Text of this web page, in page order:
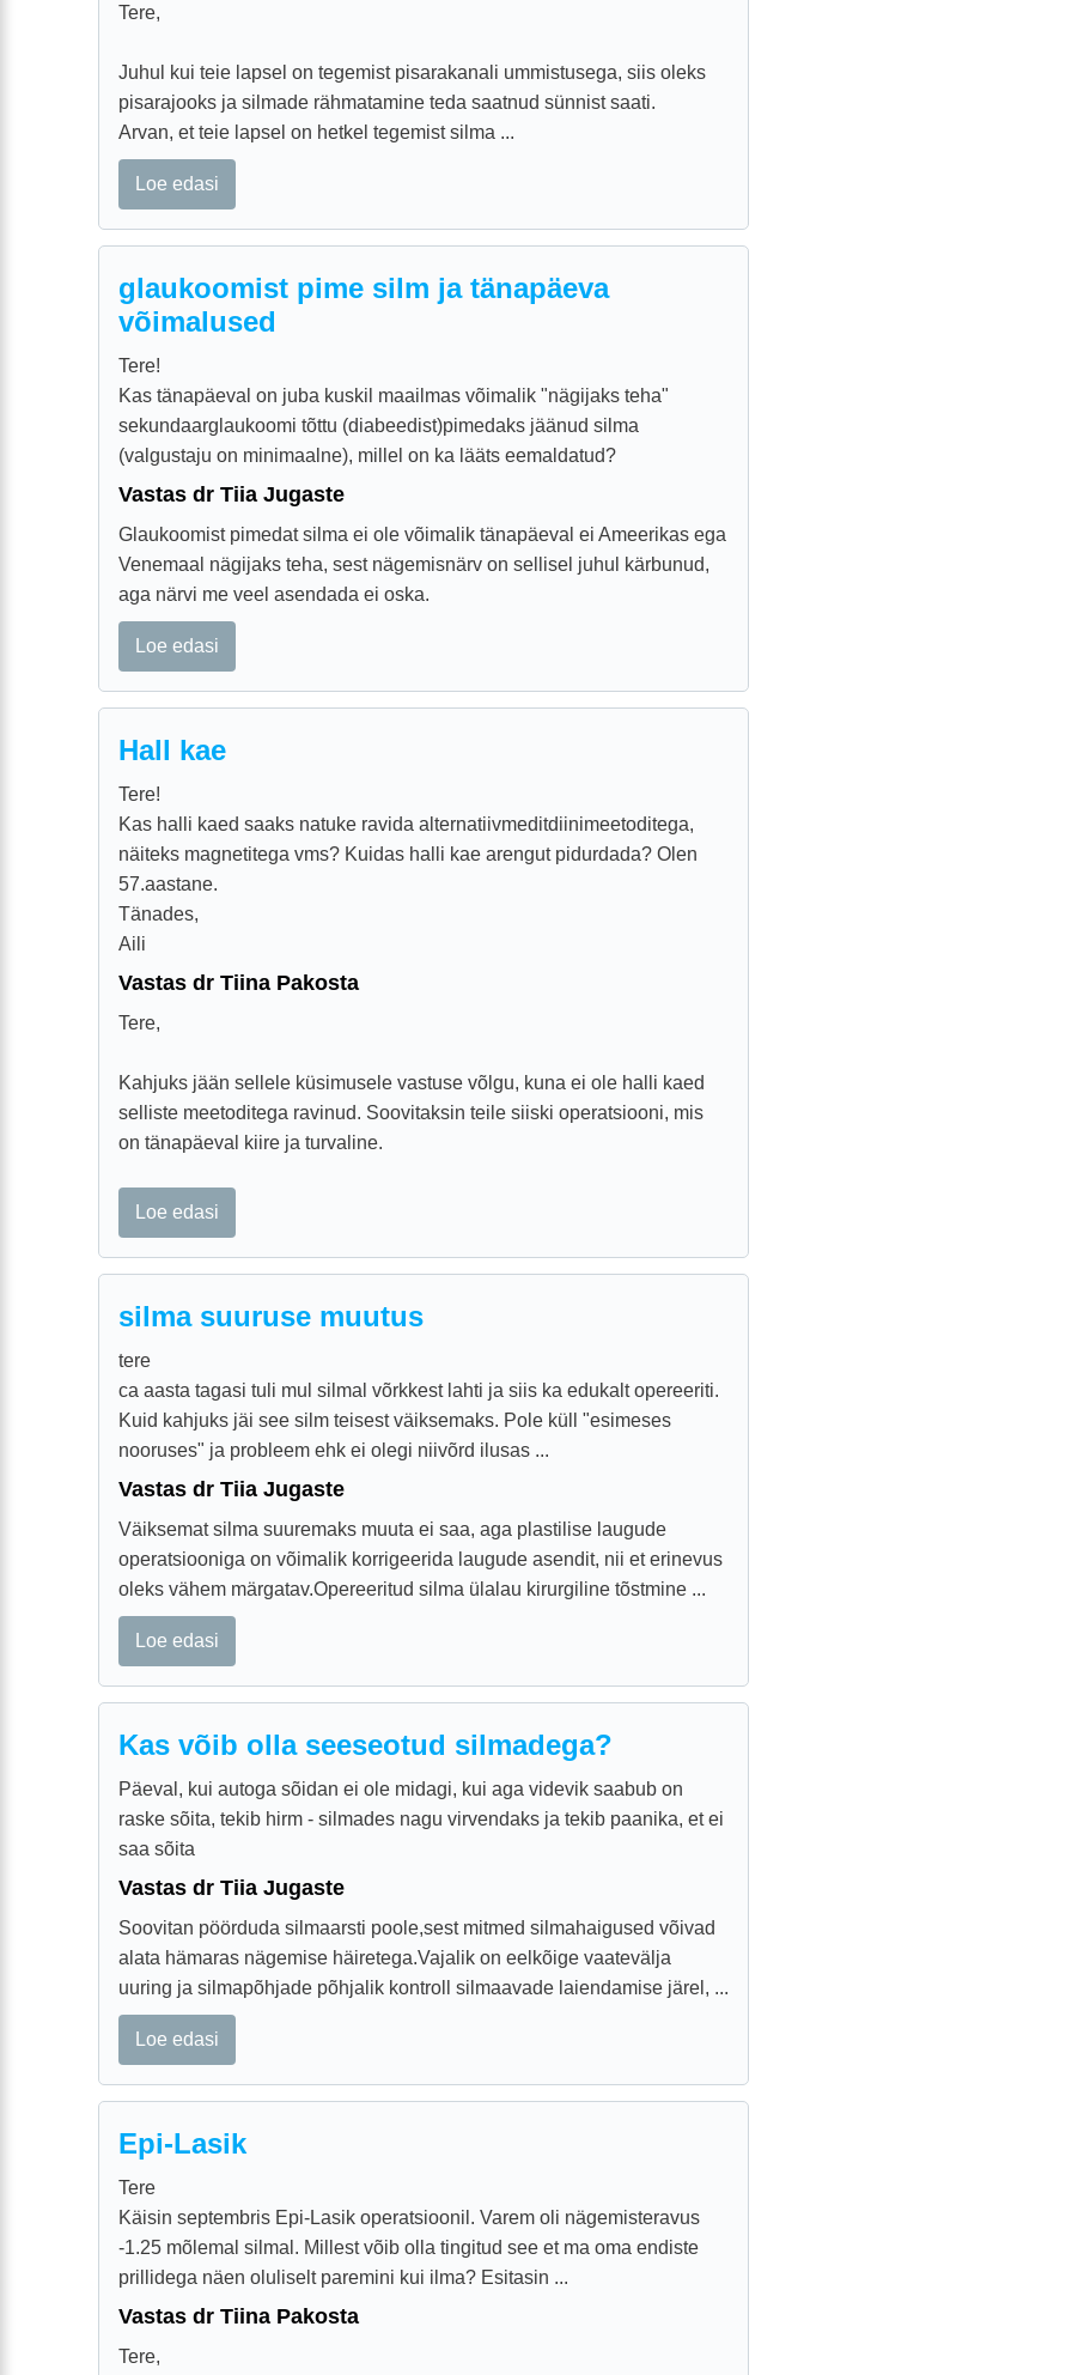
Tere,
Juhul kui teie lapsel on tegemist pisarakanali ummistusega, siis oleks
pisarajooks ja silmade rähmatamine teda saatnud sünnist saati.
Arvan, et teie lapsel on hetkel tegemist silma ...
Loe edasi
glaukoomist pime silm ja tänapäeva
võimalused
Tere!
Kas tänapäeval on juba kuskil maailmas võimalik "nägijaks teha"
sekundaarglaukoomi tõttu (diabeedist)pimedaks jäänud silma
(valgustaju on minimaalne), millel on ka lääts eemaldatud?
Vastas dr Tiia Jugaste
Glaukoomist pimedat silma ei ole võimalik tänapäeval ei Ameerikas ega
Venemaal nägijaks teha, sest nägemisnärv on sellisel juhul kärbunud,
aga närvi me veel asendada ei oska.
Loe edasi
Hall kae
Tere!
Kas halli kaed saaks natuke ravida alternatiivmeditdiinimeetoditega,
näiteks magnetitega vms? Kuidas halli kae arengut pidurdada? Olen
57.aastane.
Tänades,
Aili
Vastas dr Tiina Pakosta
Tere,
Kahjuks jään sellele küsimusele vastuse võlgu, kuna ei ole halli kaed
selliste meetoditega ravinud. Soovitaksin teile siiski operatsiooni, mis
on tänapäeval kiire ja turvaline.
Loe edasi
silma suuruse muutus
tere
ca aasta tagasi tuli mul silmal võrkkest lahti ja siis ka edukalt opereeriti.
Kuid kahjuks jäi see silm teisest väiksemaks. Pole küll "esimeses
nooruses" ja probleem ehk ei olegi niivõrd ilusas ...
Vastas dr Tiia Jugaste
Väiksemat silma suuremaks muuta ei saa, aga plastilise laugude
operatsiooniga on võimalik korrigeerida laugude asendit, nii et erinevus
oleks vähem märgatav.Opereeritud silma ülalau kirurgiline tõstmine ...
Loe edasi
Kas võib olla seeseotud silmadega?
Päeval, kui autoga sõidan ei ole midagi, kui aga videvik saabub on
raske sõita, tekib hirm - silmades nagu virvendaks ja tekib paanika, et ei
saa sõita
Vastas dr Tiia Jugaste
Soovitan pöörduda silmaarsti poole,sest mitmed silmahaigused võivad
alata hämaras nägemise häiretega.Vajalik on eelkõige vaatevälja
uuring ja silmapõhjade põhjalik kontroll silmaavade laiendamise järel, ...
Loe edasi
Epi-Lasik
Tere
Käisin septembris Epi-Lasik operatsioonil. Varem oli nägemisteravus
-1.25 mõlemal silmal. Millest võib olla tingitud see et ma oma endiste
prillidega näen oluliselt paremini kui ilma? Esitasin ...
Vastas dr Tiina Pakosta
Tere,